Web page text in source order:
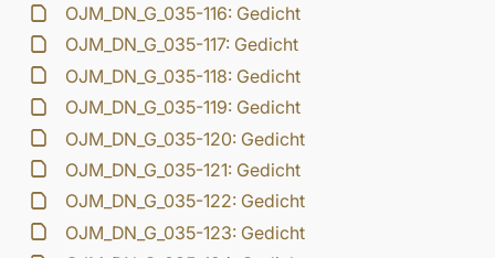
OJM_DN_G_035-116: Gedicht
OJM_DN_G_035-117: Gedicht
OJM_DN_G_035-118: Gedicht
OJM_DN_G_035-119: Gedicht
OJM_DN_G_035-120: Gedicht
OJM_DN_G_035-121: Gedicht
OJM_DN_G_035-122: Gedicht
OJM_DN_G_035-123: Gedicht